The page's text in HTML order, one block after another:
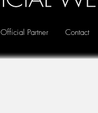
Official Partner Contact